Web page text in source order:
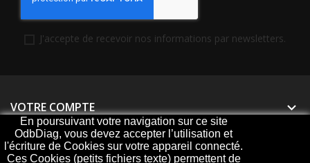
J'accepte de recevoir nos informations par newsletters.
VOTRE COMPTE 
PRODUITS
En poursuivant votre navigation sur ce site
OdbDiag, vous devez accepter l’utilisation et
l'écriture de Cookies sur votre appareil connecté.
Ces Cookies (petits fichiers texte) permettent de